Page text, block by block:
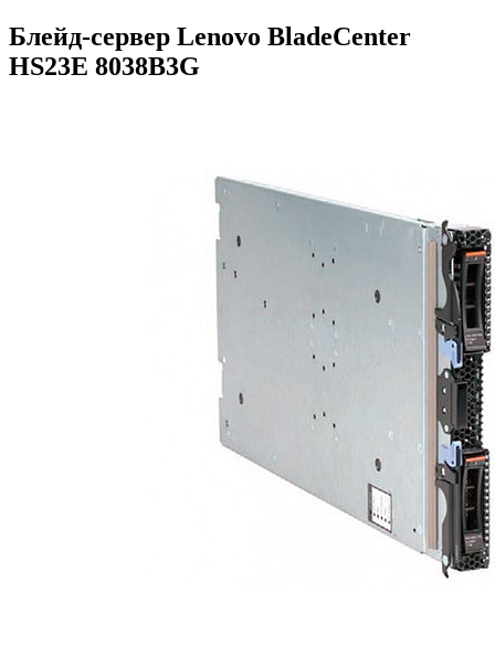
Блейд-сервер Lenovo BladeCenter
HS23E 8038B3G